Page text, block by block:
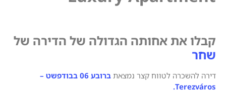
קבלו את אחותה הגדולה של הדירה של
שחר
דירה להשכרה לטווח קצר נמצאת
ברובע 06 בבודפשט –
Terezváros.